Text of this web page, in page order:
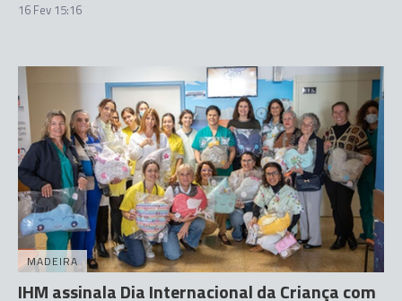
16 Fev 15:16
MADEIRA
IHM assinala Dia Internacional da Criança com